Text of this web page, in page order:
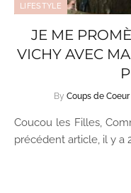
LIFESTYLE
JE ME
VICHY AVEC
By Coups de
Coucou les Filles,
précédent article, il y a